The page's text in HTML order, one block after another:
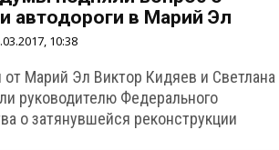
автодороги в Марий Эл
10:38
Марий Эл Виктор Кидяев и Светлана
руководителю Федерального
о затянувшейся реконструкции